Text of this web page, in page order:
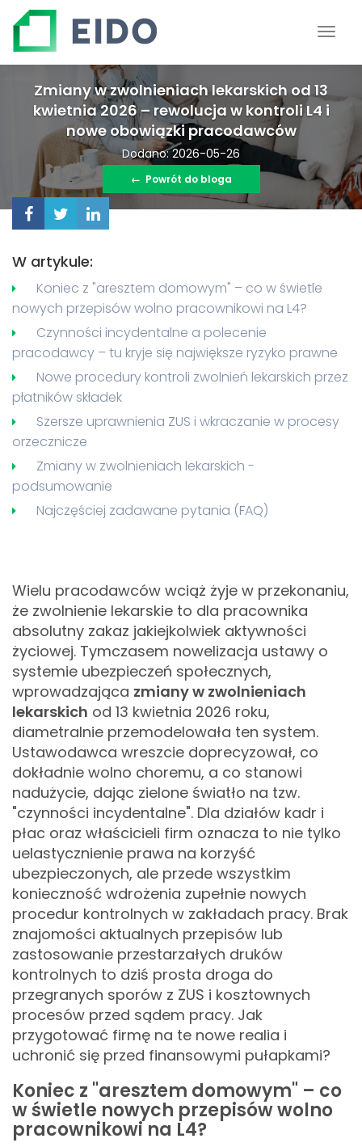
Zmiany w zwolnieniach lekarskich od 13
kwietnia 2026 – rewolucja w kontroli L4 i
nowe obowiązki pracodawców
Dodano: 2026-05-26
← Powrót do bloga
W artykule:
Koniec z "aresztem domowym" – co w świetle
nowych przepisów wolno pracownikowi na L4?
Czynności incydentalne a polecenie
pracodawcy – tu kryje się największe ryzyko prawne
Nowe procedury kontroli zwolnień lekarskich przez
płatników składek
Szersze uprawnienia ZUS i wkraczanie w procesy
orzecznicze
Zmiany w zwolnieniach lekarskich -
podsumowanie
Najczęściej zadawane pytania (FAQ)
Wielu pracodawców wciąż żyje w przekonaniu,
że zwolnienie lekarskie to dla pracownika
absolutny zakaz jakiejkolwiek aktywności
życiowej. Tymczasem nowelizacja ustawy o
systemie ubezpieczeń społecznych,
wprowadzająca zmiany w zwolnieniach
lekarskich od 13 kwietnia 2026 roku,
diametralnie przemodelowała ten system.
Ustawodawca wreszcie doprecyzował, co
dokładnie wolno choremu, a co stanowi
nadużycie, dając zielone światło na tzw.
"czynności incydentalne". Dla działów kadr i
płac oraz właścicieli firm oznacza to nie tylko
uelastycznienie prawa na korzyść
ubezpieczonych, ale przede wszystkim
konieczność wdrożenia zupełnie nowych
procedur kontrolnych w zakładach pracy. Brak
znajomości aktualnych przepisów lub
zastosowanie przestarzałych druków
kontrolnych to dziś prosta droga do
przegranych sporów z ZUS i kosztownych
procesów przed sądem pracy. Jak
przygotować firmę na te nowe realia i
uchronić się przed finansowymi pułapkami?
Koniec z "aresztem domowym" – co
w świetle nowych przepisów wolno
pracownikowi na L4?